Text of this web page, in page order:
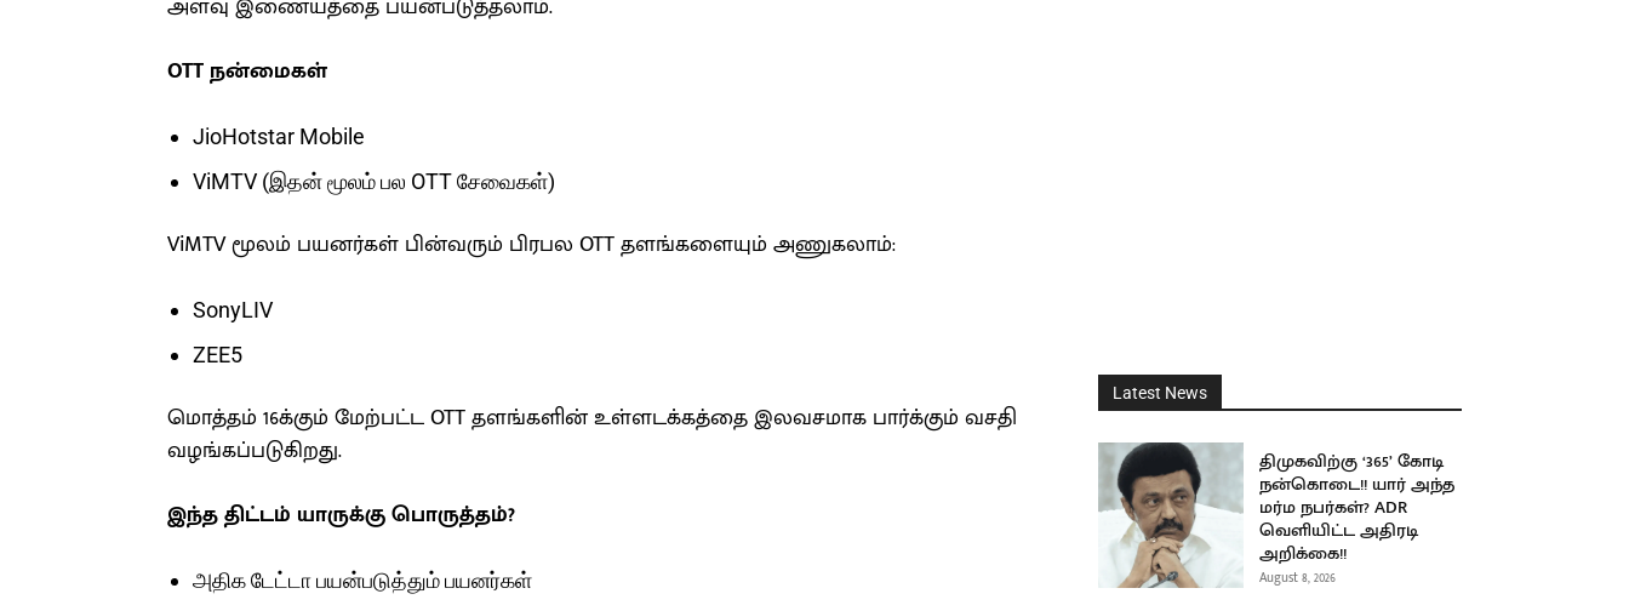
அளவு இணையத்தை பயன்படுத்தலாம்.
OTT நன்மைகள்
JioHotstar Mobile
ViMTV (இதன் மூலம் பல OTT சேவைகள்)
ViMTV மூலம் பயனர்கள் பின்வரும் பிரபல OTT தளங்களையும் அணுகலாம்:
SonyLIV
ZEE5
மொத்தம் 16க்கும் மேற்பட்ட OTT தளங்களின் உள்ளடக்கத்தை இலவசமாக பார்க்கும் வசதி
வழங்கப்படுகிறது.
இந்த திட்டம் யாருக்கு பொருத்தம்?
அதிக டேட்டா பயன்படுத்தும் பயனர்கள்
Latest News
திமுகவிற்கு ‘365’ கோடி
நன்கொடை!! யார் அந்த
மர்ம நபர்கள்? ADR
வெளியிட்ட அதிரடி
அறிக்கை!!
August 8, 2026